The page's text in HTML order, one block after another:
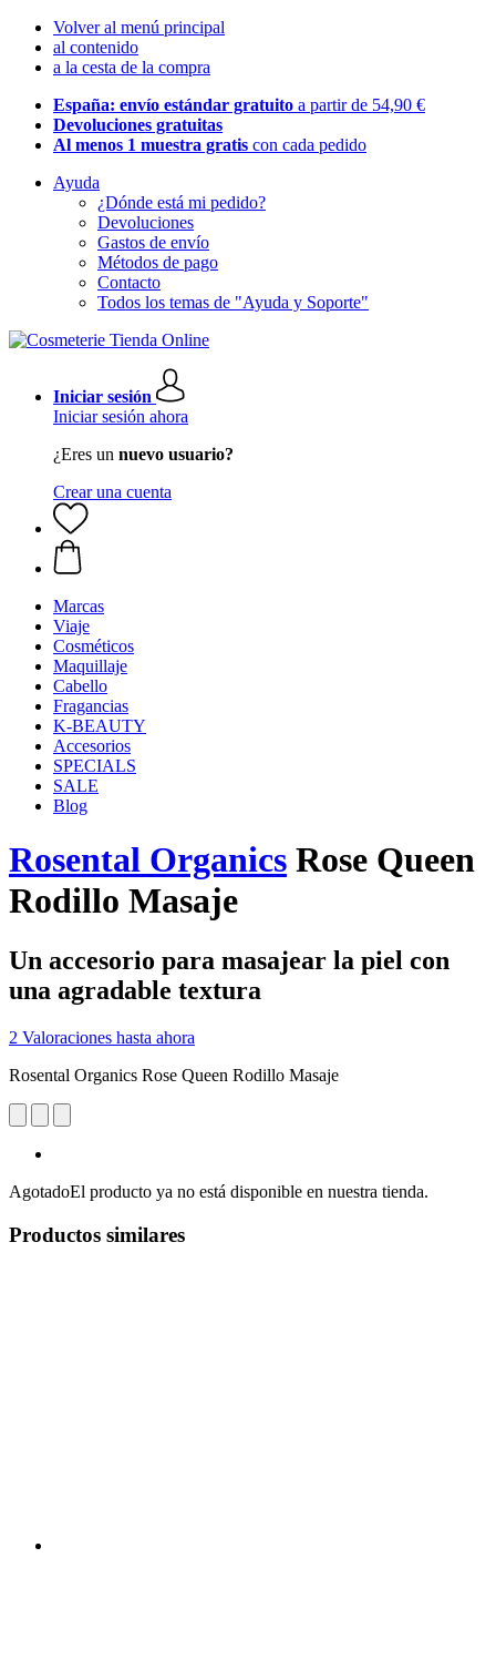
Volver al menú principal
al contenido
a la cesta de la compra
España: envío estándar gratuito a partir de 54,90 €
Devoluciones gratuitas
Al menos 1 muestra gratis con cada pedido
Ayuda
¿Dónde está mi pedido?
Devoluciones
Gastos de envío
Métodos de pago
Contacto
Todos los temas de "Ayuda y Soporte"
Iniciar sesión
Iniciar sesión ahora
¿Eres un nuevo usuario?
Crear una cuenta
Marcas
Viaje
Cosméticos
Maquillaje
Cabello
Fragancias
K-BEAUTY
Accesorios
SPECIALS
SALE
Blog
Rosental Organics Rose Queen
Rodillo Masaje
Un accesorio para masajear la piel con
una agradable textura
2 Valoraciones hasta ahora
Rosental Organics Rose Queen Rodillo Masaje
AgotadoEl producto ya no está disponible en nuestra tienda.
Productos similares